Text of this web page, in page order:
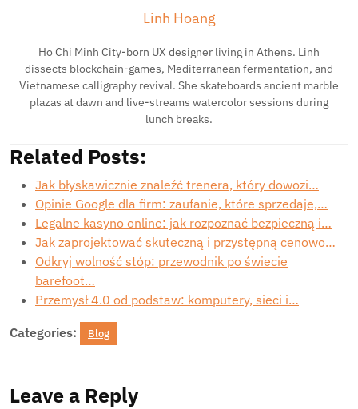
Linh Hoang
Ho Chi Minh City-born UX designer living in Athens. Linh
dissects blockchain-games, Mediterranean fermentation, and
Vietnamese calligraphy revival. She skateboards ancient marble
plazas at dawn and live-streams watercolor sessions during
lunch breaks.
Related Posts:
Jak błyskawicznie znaleźć trenera, który dowozi…
Opinie Google dla firm: zaufanie, które sprzedaje,…
Legalne kasyno online: jak rozpoznać bezpieczną i…
Jak zaprojektować skuteczną i przystępną cenowo…
Odkryj wolność stóp: przewodnik po świecie
barefoot…
Przemysł 4.0 od podstaw: komputery, sieci i…
Categories: Blog
Leave a Reply